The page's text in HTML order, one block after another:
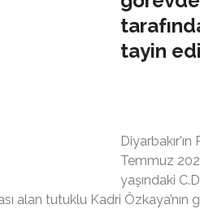
tayin
Temmuz
yaşındaki
alan tutuklu Kadri Özkaya’nın